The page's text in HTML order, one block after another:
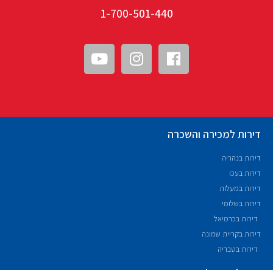
1-700-501-440
דירות למכירה והשכרה
דירות בנהריה
דירות בעכו
דירות במעלות
דירות בשלומי
דירות בכרמיאל
דירות בקריית שמונה
דירות בטבריה